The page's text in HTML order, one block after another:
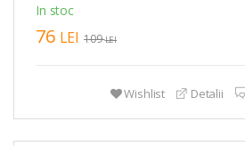
In stoc
76 LEI 109LEI
Wishlist Detalii